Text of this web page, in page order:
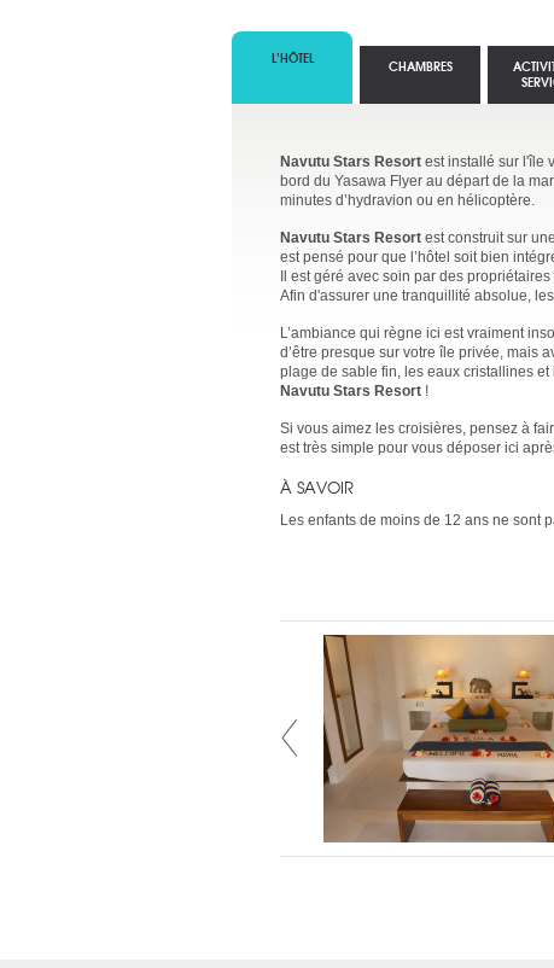
L’HÔTEL
Navutu Stars Resort est installé sur l'île
bord du Yasawa Flyer au départ de la
minutes d’hydravion ou en hélicoptère.
Navutu Stars Resort est construit sur
est pensé pour que l’hôtel soit bien
Il est géré avec soin par des
Afin d'assurer une tranquillité absolue,
L’ambiance qui règne ici est vraiment
d’être presque sur votre île privée, mais
plage de sable fin, les eaux cristallines
Navutu Stars Resort !
Si vous aimez les croisières, pensez à
est très simple pour vous déposer ici
À SAVOIR
Les enfants de moins de 12 ans ne sont
CHAMBRES